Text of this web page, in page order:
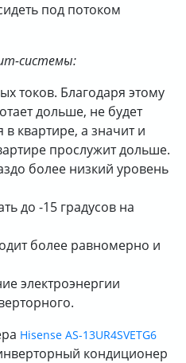
под потоком
системы:
токов. Благодаря этому
дольше, не будет
квартире, а значит и
прослужит дольше.
более низкий уровень
до -15 градусов на
более равномерно и
электроэнергии
Hisense AS-13UR4SVETG6
кондиционер